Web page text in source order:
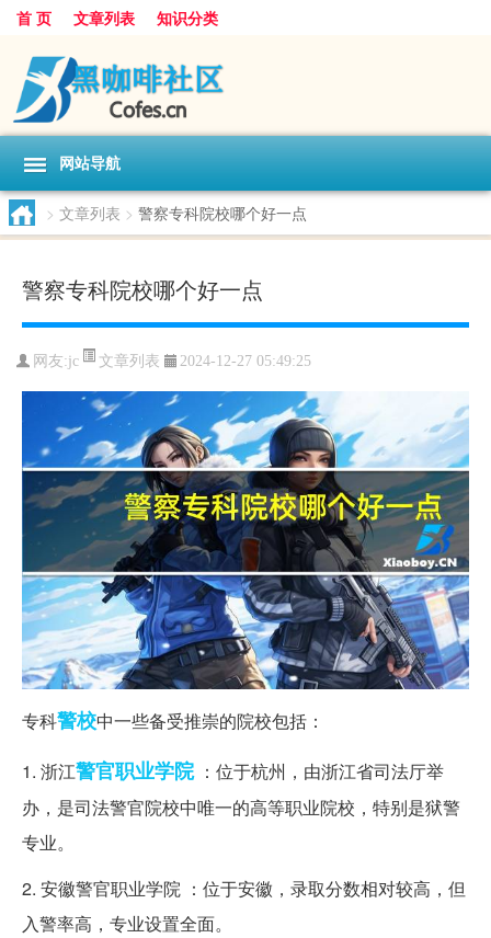
首 页 文章列表 知识分类
网站导航
> 文章列表 > 警察专科院校哪个好一点
警察专科院校哪个好一点
网友:jc 文章列表 2024-12-27 05:49:25
专科警校中一些备受推崇的院校包括：
1. 浙江警官职业学院：位于杭州，由浙江省司法厅举
办，是司法警官院校中唯一的高等职业院校，特别是狱警
专业。
2. 安徽警官职业学院 ：位于安徽，录取分数相对较高，但
入警率高，专业设置全面。